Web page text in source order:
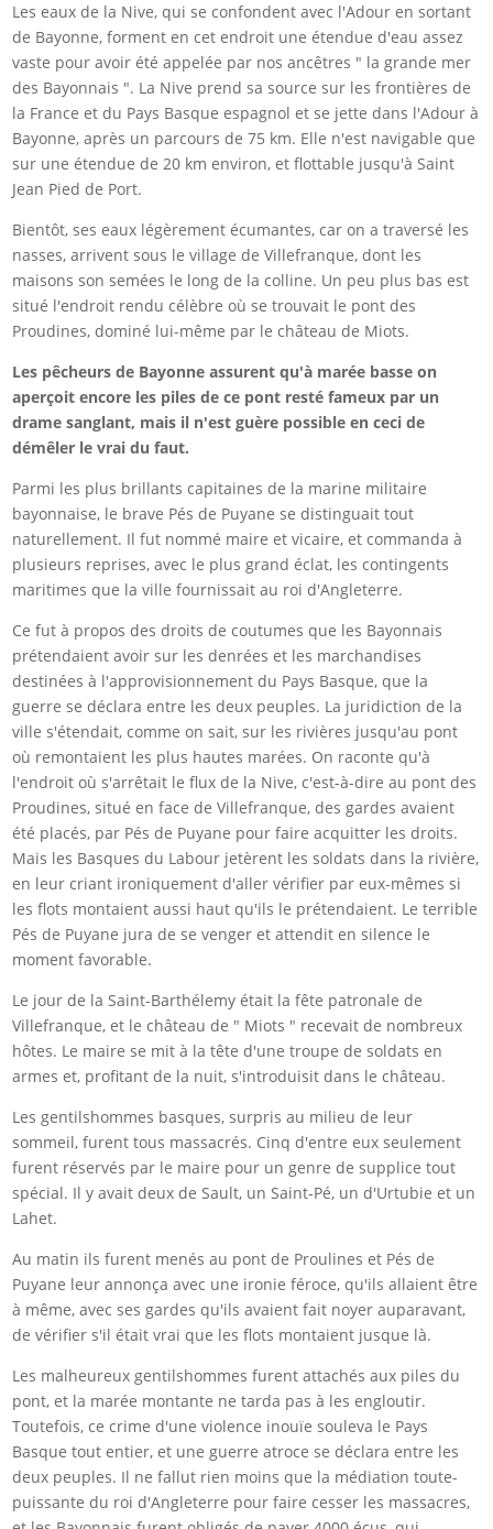
Les eaux de la Nive, qui se confondent avec l'Adour en sortant
de Bayonne, forment en cet endroit une étendue d'eau assez
vaste pour avoir été appelée par nos ancêtres " la grande mer
des Bayonnais ". La Nive prend sa source sur les frontières de
la France et du Pays Basque espagnol et se jette dans l'Adour à
Bayonne, après un parcours de 75 km. Elle n'est navigable que
sur une étendue de 20 km environ, et flottable jusqu'à Saint
Jean Pied de Port.
Bientôt, ses eaux légèrement écumantes, car on a traversé les
nasses, arrivent sous le village de Villefranque, dont les
maisons son semées le long de la colline. Un peu plus bas est
situé l'endroit rendu célèbre où se trouvait le pont des
Proudines, dominé lui-même par le château de Miots.
Les pêcheurs de Bayonne assurent qu'à marée basse on
aperçoit encore les piles de ce pont resté fameux par un
drame sanglant, mais il n'est guère possible en ceci de
démêler le vrai du faut.
Parmi les plus brillants capitaines de la marine militaire
bayonnaise, le brave Pés de Puyane se distinguait tout
naturellement. Il fut nommé maire et vicaire, et commanda à
plusieurs reprises, avec le plus grand éclat, les contingents
maritimes que la ville fournissait au roi d'Angleterre.
Ce fut à propos des droits de coutumes que les Bayonnais
prétendaient avoir sur les denrées et les marchandises
destinées à l'approvisionnement du Pays Basque, que la
guerre se déclara entre les deux peuples. La juridiction de la
ville s'étendait, comme on sait, sur les rivières jusqu'au pont
où remontaient les plus hautes marées. On raconte qu'à
l'endroit où s'arrêtait le flux de la Nive, c'est-à-dire au pont des
Proudines, situé en face de Villefranque, des gardes avaient
été placés, par Pés de Puyane pour faire acquitter les droits.
Mais les Basques du Labour jetèrent les soldats dans la rivière,
en leur criant ironiquement d'aller vérifier par eux-mêmes si
les flots montaient aussi haut qu'ils le prétendaient. Le terrible
Pés de Puyane jura de se venger et attendit en silence le
moment favorable.
Le jour de la Saint-Barthélemy était la fête patronale de
Villefranque, et le château de " Miots " recevait de nombreux
hôtes. Le maire se mit à la tête d'une troupe de soldats en
armes et, profitant de la nuit, s'introduisit dans le château.
Les gentilshommes basques, surpris au milieu de leur
sommeil, furent tous massacrés. Cinq d'entre eux seulement
furent réservés par le maire pour un genre de supplice tout
spécial. Il y avait deux de Sault, un Saint-Pé, un d'Urtubie et un
Lahet.
Au matin ils furent menés au pont de Proulines et Pés de
Puyane leur annonça avec une ironie féroce, qu'ils allaient être
à même, avec ses gardes qu'ils avaient fait noyer auparavant,
de vérifier s'il était vrai que les flots montaient jusque là.
Les malheureux gentilshommes furent attachés aux piles du
pont, et la marée montante ne tarda pas à les engloutir.
Toutefois, ce crime d'une violence inouïe souleva le Pays
Basque tout entier, et une guerre atroce se déclara entre les
deux peuples. Il ne fallut rien moins que la médiation toute-
puissante du roi d'Angleterre pour faire cesser les massacres,